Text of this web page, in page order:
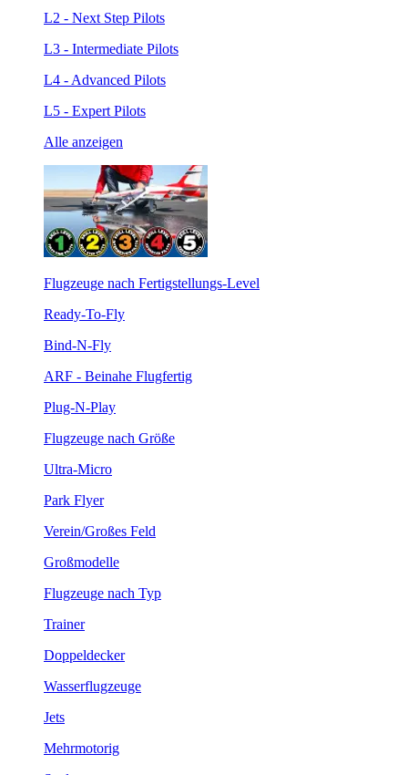
L2 - Next Step Pilots
L3 - Intermediate Pilots
L4 - Advanced Pilots
L5 - Expert Pilots
Alle anzeigen
Flugzeuge nach Fertigstellungs-Level
Ready-To-Fly
Bind-N-Fly
ARF - Beinahe Flugfertig
Plug-N-Play
Flugzeuge nach Größe
Ultra-Micro
Park Flyer
Verein/Großes Feld
Großmodelle
Flugzeuge nach Typ
Trainer
Doppeldecker
Wasserflugzeuge
Jets
Mehrmotorig